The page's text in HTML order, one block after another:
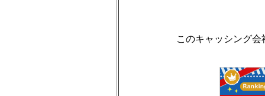
このキャッシング